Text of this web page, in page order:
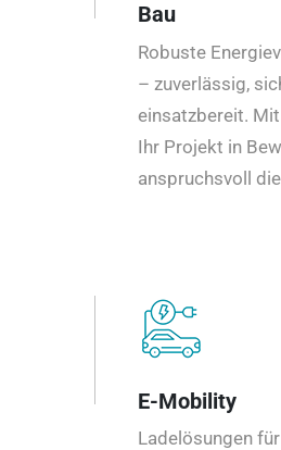
Bau
Robuste
– zuverlässig,
einsatzbereit.
Ihr Projekt in
anspruchsvoll
E-Mobility
Ladelösungen